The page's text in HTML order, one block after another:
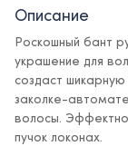
Описание
Роскошный бант
украшение для
создаст
заколке-
волосы.
пучок локонах.